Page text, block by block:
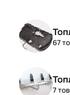
67
7